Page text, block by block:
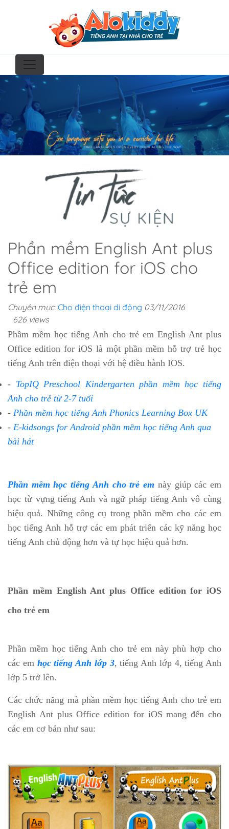
Phần mềm English Ant plus
Office edition for iOS cho
trẻ em
Chuyên mục:Cho điện thoại di động 03/11/2016
626 views
Phầm mềm học tiếng Anh cho trẻ em English Ant plus
Office edition for iOS là một phần mềm hỗ trợ trẻ học
tiếng Anh trên điện thoại với hệ điều hành IOS.
- TopIQ Preschool Kindergarten phần mềm học tiếng
Anh cho trẻ từ 2-7 tuổi
- Phần mềm học tiếng Anh Phonics Learning Box UK
- E-kidsongs for Android phần mềm học tiếng Anh qua
bài hát
Phần mềm học tiếng Anh cho trẻ em này giúp các em
học từ vựng tiếng Anh và ngữ pháp tiếng Anh vô cùng
hiệu quả. Những công cụ trong phần mềm cho các em
học tiếng Anh hỗ trợ các em phát triển các kỹ năng học
tiếng Anh chủ động hơn và tự học hiệu quả hơn.
Phần mềm English Ant plus Office edition for iOS
cho trẻ em
Phần mềm học tiếng Anh cho trẻ em này phù hợp cho
các em học tiếng Anh lớp 3, tiếng Anh lớp 4, tiếng Anh
lớp 5 trở lên.
Các chức năng mà phần mềm học tiếng Anh cho trẻ em
English Ant plus Office edition for iOS mang đến cho
các em cơ bản như sau: